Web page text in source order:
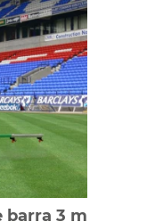
barra 3 m